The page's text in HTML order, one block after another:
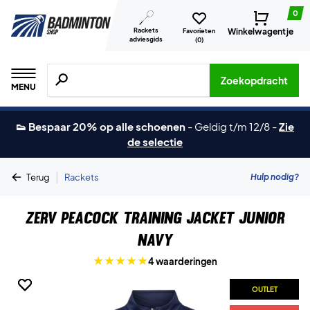
Rackets
adviesgids
Favorieten
(0)
0
Winkelwagentje
MENU
Zoeken naar producten, merken etc.
Zoekopdracht
👟 Bespaar 20% op alle schoenen - Geldig t/m 12/8 -Zie
de selectie
Terug | Rackets Hulp nodig?
ZERV Peacock Training Jacket Junior
Navy
4 waarderingen
OUTLET
OUTLET